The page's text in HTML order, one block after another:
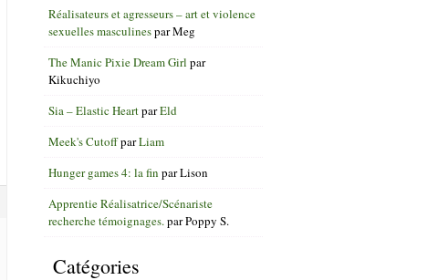
Réalisateurs et agresseurs – art et violence
sexuelles masculinesparMeg
The Manic Pixie Dream Girl par
Kikuchiyo
Sia – Elastic HeartparEld
Meek's CutoffparLiam
Hunger games 4: la fin parLison
Apprentie Réalisatrice/Scénariste
recherche témoignages. parPoppy S.
Catégories